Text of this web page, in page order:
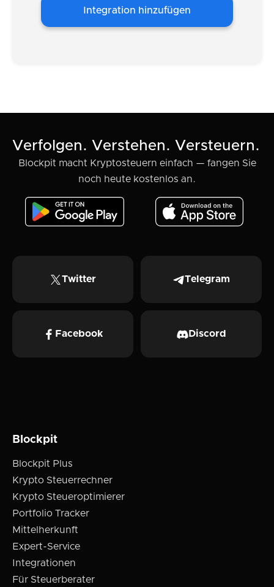
Integration hinzufügen
Verfolgen. Verstehen. Versteuern.
Blockpit macht Kryptosteuern einfach — fangen Sie
noch heute kostenlos an.
Twitter Telegram
Facebook Discord
Blockpit
Blockpit Plus
Krypto Steuerrechner
Krypto Steueroptimierer
Portfolio Tracker
Mittelherkunft
Expert-Service
Integrationen
Für Steuerberater